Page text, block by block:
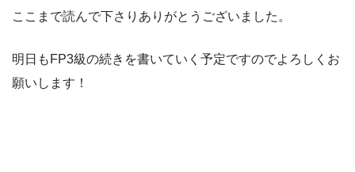
ここまで読んで下さりありがとうございました。
明日もFP3級の続きを書いていく予定ですのでよろしくお
願いします！